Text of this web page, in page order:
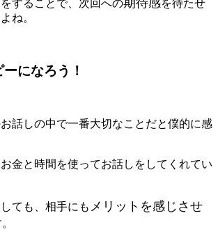
することで、次回への
を待たせ
ね。
になろう！
話しの中で一番大切なことだと僕的に感
金と時間を使ってお話しをしてくれてい
ても、相手にも メリットを感じさせ